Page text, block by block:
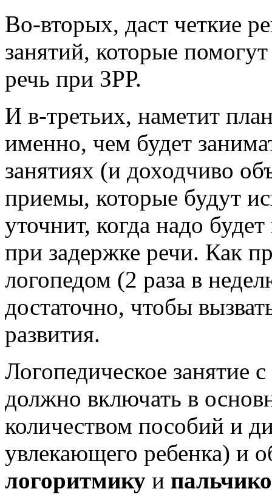
Во-вторых, даст четкие
занятий, которые
речь при ЗРР.
И в-третьих, наметит
именно, чем будет
занятиях (и доходчиво
приемы, которые будут
уточнит, когда надо
при задержке речи. Как
логопедом (2 раза в
достаточно, чтобы
развития.
Логопедическое занятие
должно включать в
количеством пособий и
увлекающего ребенка) и
логоритмику и